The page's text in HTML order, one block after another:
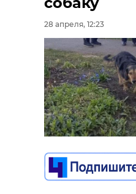
28 апреля, 12:23
Всё это
повысит
систему